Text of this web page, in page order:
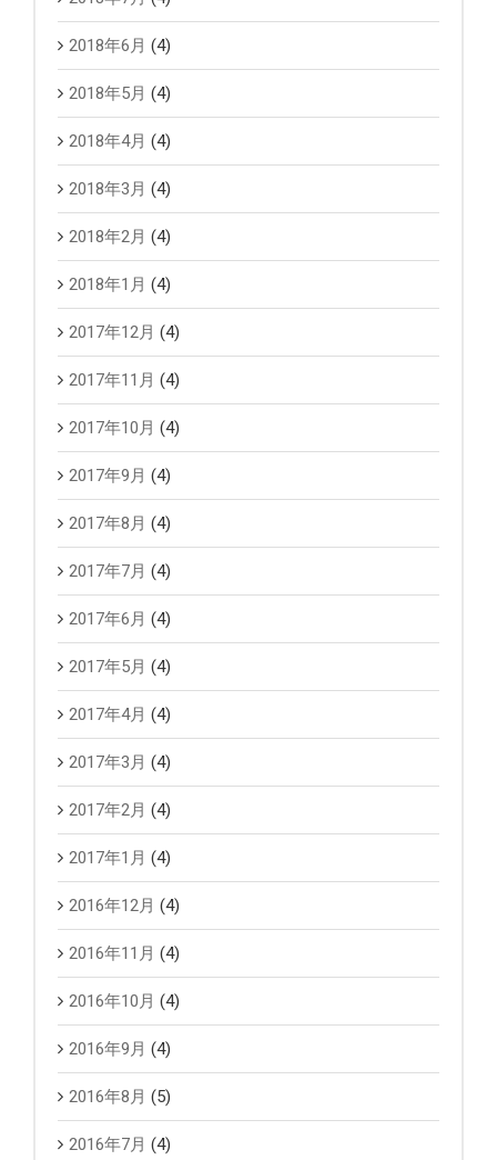
2018年6月 (4)
2018年5月 (4)
2018年4月 (4)
2018年3月 (4)
2018年2月 (4)
2018年1月 (4)
2017年12月 (4)
2017年11月 (4)
2017年10月 (4)
2017年9月 (4)
2017年8月 (4)
2017年7月 (4)
2017年6月 (4)
2017年5月 (4)
2017年4月 (4)
2017年3月 (4)
2017年2月 (4)
2017年1月 (4)
2016年12月 (4)
2016年11月 (4)
2016年10月 (4)
2016年9月 (4)
2016年8月 (5)
2016年7月 (4)